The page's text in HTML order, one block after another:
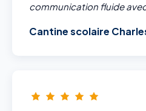
communication fluide
Cantine scolaire